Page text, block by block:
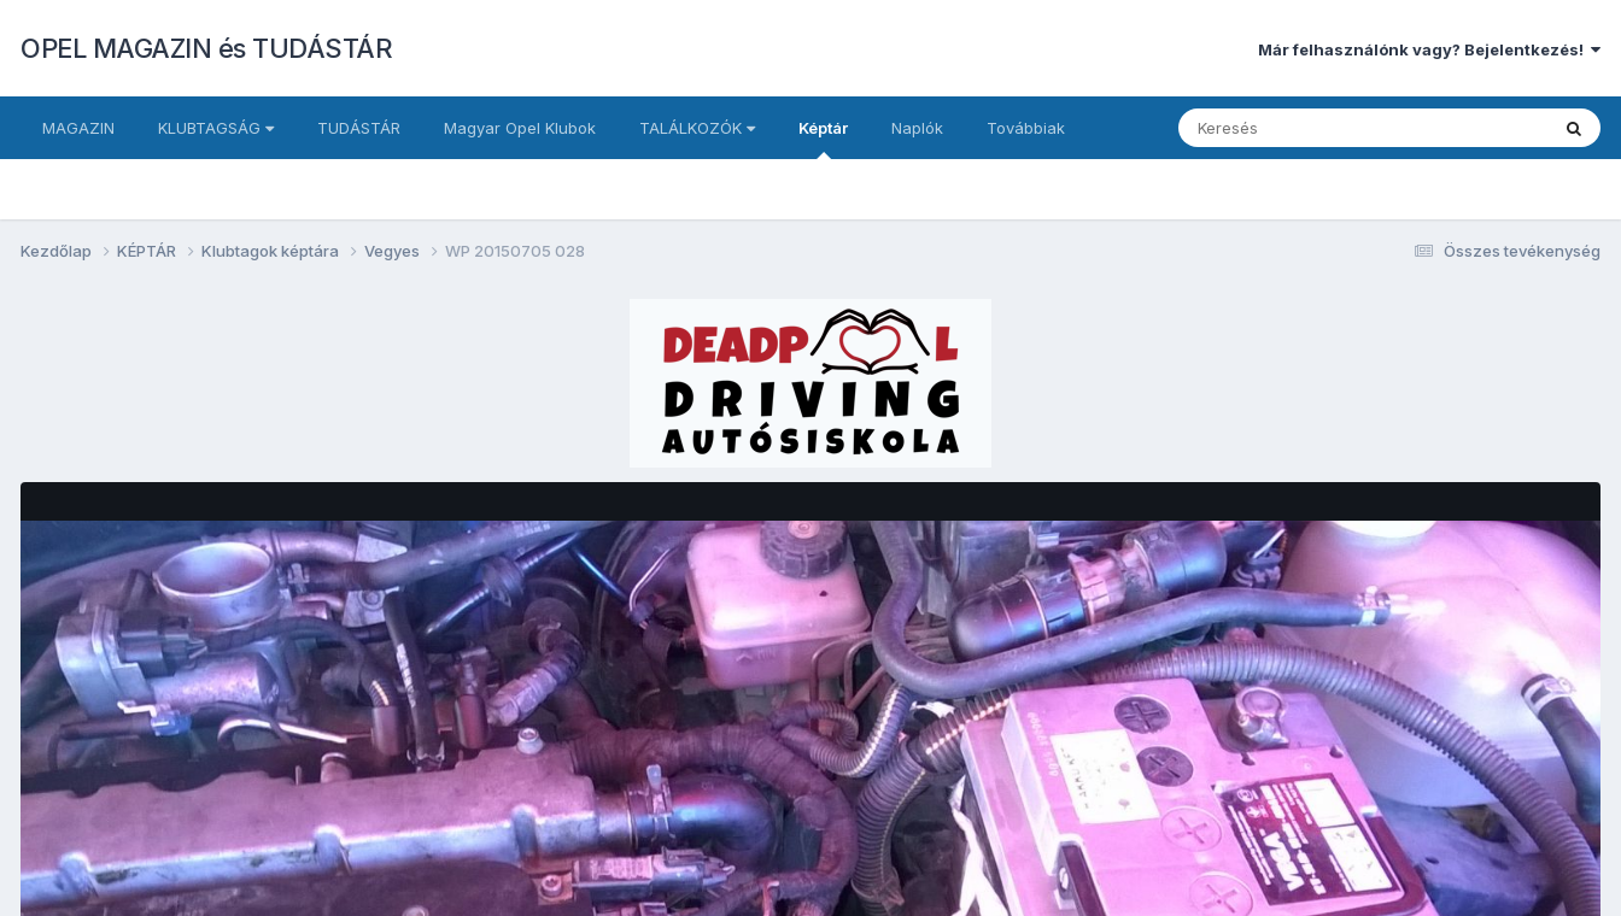
OPEL MAGAZIN és TUDÁSTÁR Már felhasználónk vagy? Bejelentkezés!
MAGAZIN KLUBTAGSÁG TUDÁSTÁR Magyar Opel Klubok TALÁLKOZÓK Képtár Naplók Továbbiak
Összes tevékenység
Kezdőlap KÉPTÁR Klubtagok képtára Vegyes WP 20150705 028